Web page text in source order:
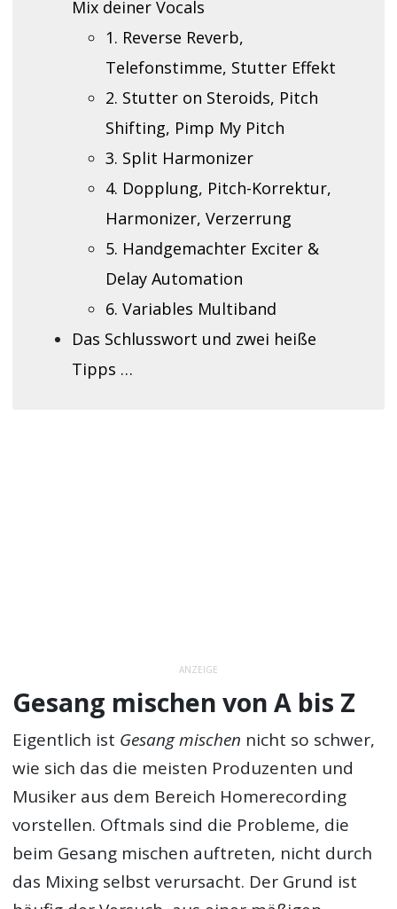
Mix deiner Vocals
1. Reverse Reverb,
Telefonstimme, Stutter Effekt
2. Stutter on Steroids, Pitch
Shifting, Pimp My Pitch
3. Split Harmonizer
4. Dopplung, Pitch-Korrektur,
Harmonizer, Verzerrung
5. Handgemachter Exciter &
Delay Automation
6. Variables Multiband
Das Schlusswort und zwei heiße
Tipps …
ANZEIGE
Gesang mischen von A bis Z
Eigentlich ist Gesang mischen nicht so schwer,
wie sich das die meisten Produzenten und
Musiker aus dem Bereich Homerecording
vorstellen. Oftmals sind die Probleme, die
beim Gesang mischen auftreten, nicht durch
das Mixing selbst verursacht. Der Grund ist